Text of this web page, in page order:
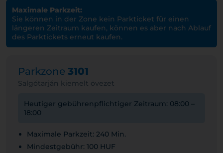
Maximale Parkzeit:
Sie können in der Zone kein Parkticket für einen
längeren Zeitraum kaufen, können es aber nach Ablauf
des Parktickets erneut kaufen.
Parkzone 3101
Salgótarján kiemelt övezet
Heutiger gebührenpflichtiger Zeitraum: 08:00 –
18:00
Maximale Parkzeit: 240 Min.
Mindestgebühr: 100 HUF